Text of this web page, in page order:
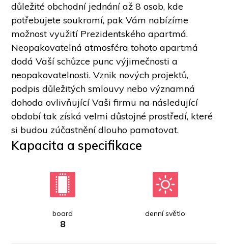
důležité obchodní jednání až 8 osob, kde
potřebujete soukromí, pak Vám nabízíme
možnost využití Prezidentského apartmá.
Neopakovatelná atmosféra tohoto apartmá
dodá Vaší schůzce punc výjimečnosti a
neopakovatelnosti. Vznik nových projektů,
podpis důležitých smlouvy nebo významná
dohoda ovlivňující Vaši firmu na následující
období tak získá velmi důstojné prostředí, které
si budou zúčastnění dlouho pamatovat.
Kapacita a specifikace
board
8
denní světlo